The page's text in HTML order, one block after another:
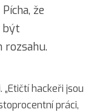
že
být
rozsahu.
hackeři jsou
práci,